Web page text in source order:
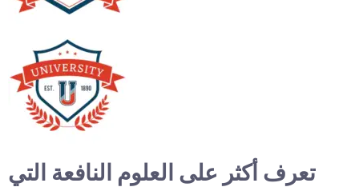
تعرف أكثر على العلوم النافعة التي